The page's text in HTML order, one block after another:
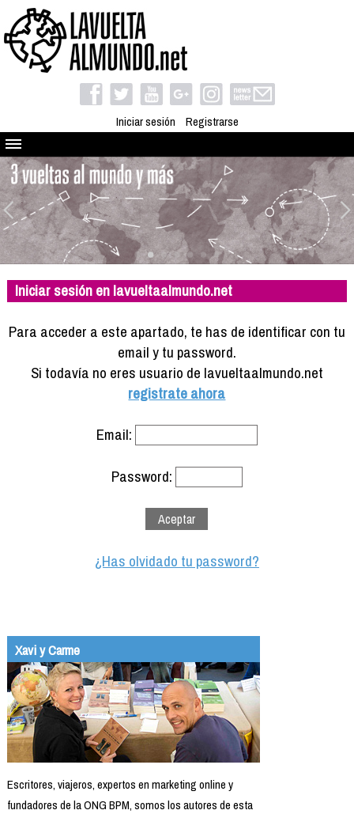
Iniciar sesión Registrarse
Quienes somos
El proyecto
Blog
Viaja con nosotros
Camino solidario
Libros
Compañeros de viaje
Info viajeros
Iniciar sesión en lavueltaalmundo.net
Para acceder a este apartado, te has de identificar con tu
email y tu password.
Si todavía no eres usuario de lavueltaalmundo.net
registrate ahora
Email:
Password:
¿Has olvidado tu password?
Xavi y Carme
Escritores, viajeros, expertos en marketing online y
fundadores de la ONG BPM, somos los autores de esta